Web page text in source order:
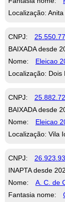
Localização:
CNPJ:
BAIXADA desde
Nome:
Eleicao
Localização: Dois
CNPJ:
BAIXADA desde
Nome:
Eleicao
Localização: Vila
CNPJ:
INAPTA desde
Nome:
A. C. de
Fantasia nome: